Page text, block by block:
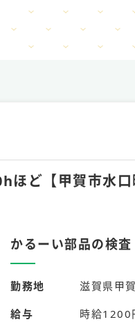
ほど【甲賀市水
かるーい部品の検
勤務地 滋賀県甲
給与
時給